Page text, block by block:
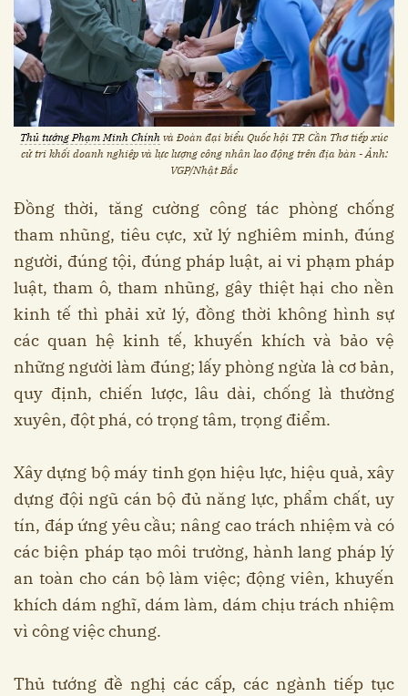
Thủ tướng Phạm Minh Chính và Đoàn đại biểu Quốc hội TP. Cần Thơ tiếp xúc
cử tri khối doanh nghiệp và lực lượng công nhân lao động trên địa bàn - Ảnh:
VGP/Nhật Bắc
Đồng thời, tăng cường công tác phòng chống
tham nhũng, tiêu cực, xử lý nghiêm minh, đúng
người, đúng tội, đúng pháp luật, ai vi phạm pháp
luật, tham ô, tham nhũng, gây thiệt hại cho nền
kinh tế thì phải xử lý, đồng thời không hình sự
các quan hệ kinh tế, khuyến khích và bảo vệ
những người làm đúng; lấy phòng ngừa là cơ bản,
quy định, chiến lược, lâu dài, chống là thường
xuyên, đột phá, có trọng tâm, trọng điểm.
Xây dựng bộ máy tinh gọn hiệu lực, hiệu quả, xây
dựng đội ngũ cán bộ đủ năng lực, phẩm chất, uy
tín, đáp ứng yêu cầu; nâng cao trách nhiệm và có
các biện pháp tạo môi trường, hành lang pháp lý
an toàn cho cán bộ làm việc; động viên, khuyến
khích dám nghĩ, dám làm, dám chịu trách nhiệm
vì công việc chung.
Thủ tướng đề nghị các cấp, các ngành tiếp tục